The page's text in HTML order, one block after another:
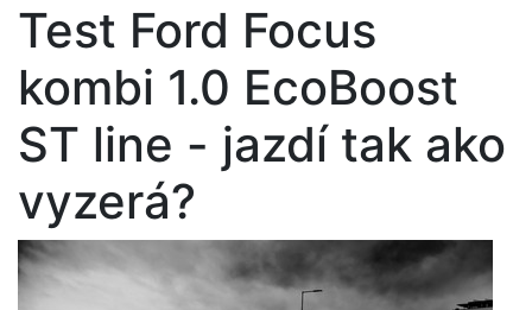
Test Ford Focus
kombi 1.0 EcoBoost
ST line - jazdí tak ako
vyzerá?